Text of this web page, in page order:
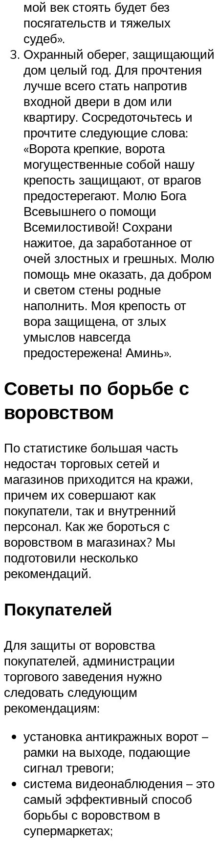
мой век стоять будет без
посягательств и тяжелых
судеб».
Охранный оберег, защищающий
дом целый год. Для прочтения
лучше всего стать напротив
входной двери в дом или
квартиру. Сосредоточьтесь и
прочтите следующие слова:
«Ворота крепкие, ворота
могущественные собой нашу
крепость защищают, от врагов
предостерегают. Молю Бога
Всевышнего о помощи
Всемилостивой! Сохрани
нажитое, да заработанное от
очей злостных и грешных. Молю
помощь мне оказать, да добром
и светом стены родные
наполнить. Моя крепость от
вора защищена, от злых
умыслов навсегда
предостережена! Аминь».
Советы по борьбе с
воровством
По статистике большая часть
недостач торговых сетей и
магазинов приходится на кражи,
причем их совершают как
покупатели, так и внутренний
персонал. Как же бороться с
воровством в магазинах? Мы
подготовили несколько
рекомендаций.
Покупателей
Для защиты от воровства
покупателей, администрации
торгового заведения нужно
следовать следующим
рекомендациям:
установка антикражных ворот –
рамки на выходе, подающие
сигнал тревоги;
система видеонаблюдения – это
самый эффективный способ
борьбы с воровством в
супермаркетах;